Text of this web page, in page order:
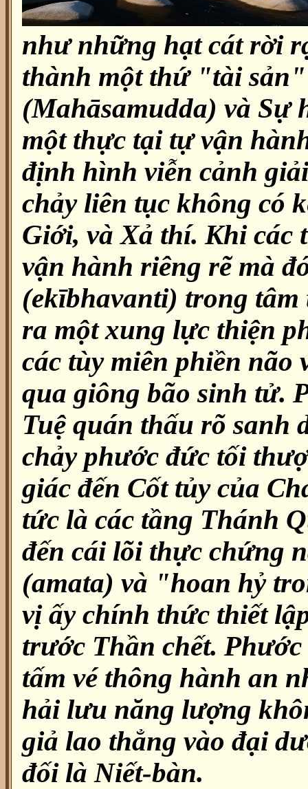
như những hạt cát rời
thành một thứ "tài
(Mahāsamudda) và
một thực tại tự vận
định hình viễn cảnh
chảy liên tục không có
Giới, và Xả thí. Khi các
vận hành riêng rẽ mà
(ekībhavanti) trong
ra một xung lực thiện
các tùy miên phiền não
qua giông bão sinh tử.
Tuệ quán thấu rõ sanh
chảy phước đức tối
giác đến Cốt tủy của
tức là các tầng Thánh
đến cái lõi thực chứng
(amata) và "hoan hỷ
vị ấy chính thức thiết
trước Thần chết.
tấm vé thông hành an
hải lưu năng lượng
giả lao thẳng vào đại
đối là Niết-bàn.